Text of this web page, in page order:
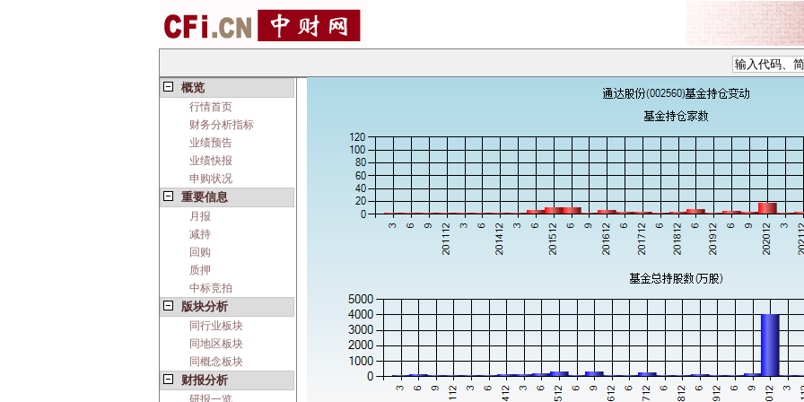
概览
行情首页
财务分析指标
业绩预告
业绩快报
申购状况
重要信息
月报
减持
回购
质押
中标竞拍
版块分析
同行业板块
同地区板块
同概念板块
财报分析
研报一览